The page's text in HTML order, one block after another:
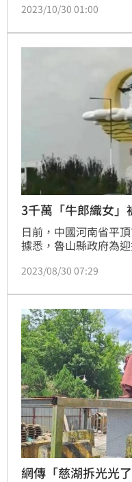
Frosini獲得，羅馬尼
主席日本藝術家伊藤
產生的問題點，完美
2023/10/30 01:00
3千萬「牛郎織女
日前，中國河南省平
據悉，魯山縣政府為
太貴、外型太醜，遭
2023/08/30 07:29
網傳「慈湖拆光光